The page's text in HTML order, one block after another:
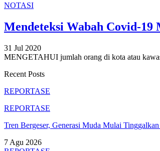
NOTASI
Mendeteksi Wabah Covid-
31 Jul 2020
MENGETAHUI jumlah orang di kota atau
Recent Posts
REPORTASE
REPORTASE
Tren Bergeser, Generasi Muda Mulai
7 Agu 2026